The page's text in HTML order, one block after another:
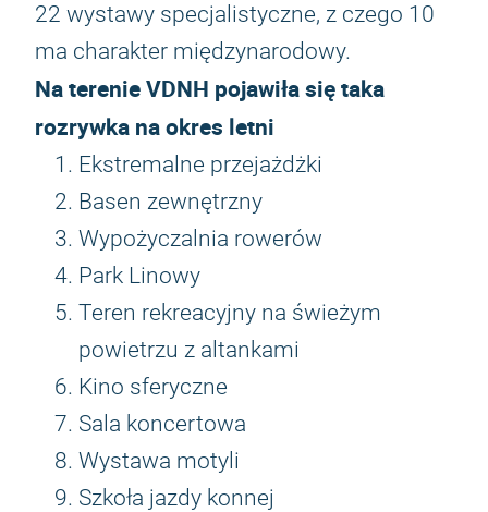
22 wystawy specjalistyczne, z czego 10
ma charakter międzynarodowy.
Na terenie VDNH pojawiła się taka
rozrywka na okres letni
Ekstremalne przejażdżki
Basen zewnętrzny
Wypożyczalnia rowerów
Park Linowy
Teren rekreacyjny na świeżym
powietrzu z altankami
Kino sferyczne
Sala koncertowa
Wystawa motyli
Szkoła jazdy konnej